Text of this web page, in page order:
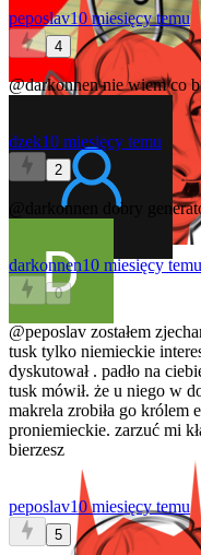
peposlav10 miesięcy temu
4
@darkonnennie wiem co
dzek10 miesięcy temu
2
@darkonnen dobry
darkonnen10 miesięcy temu
0
@peposlav zostałem
tusk tylko niemieckie
dyskutował . padło na
tusk mówił. że u niego w
makrela zrobiła go królem
proniemieckie. zarzuć mi
bierzesz
peposlav10 miesięcy temu
5